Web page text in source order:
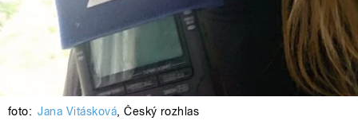
foto: Jana Vitásková,Český rozhlas